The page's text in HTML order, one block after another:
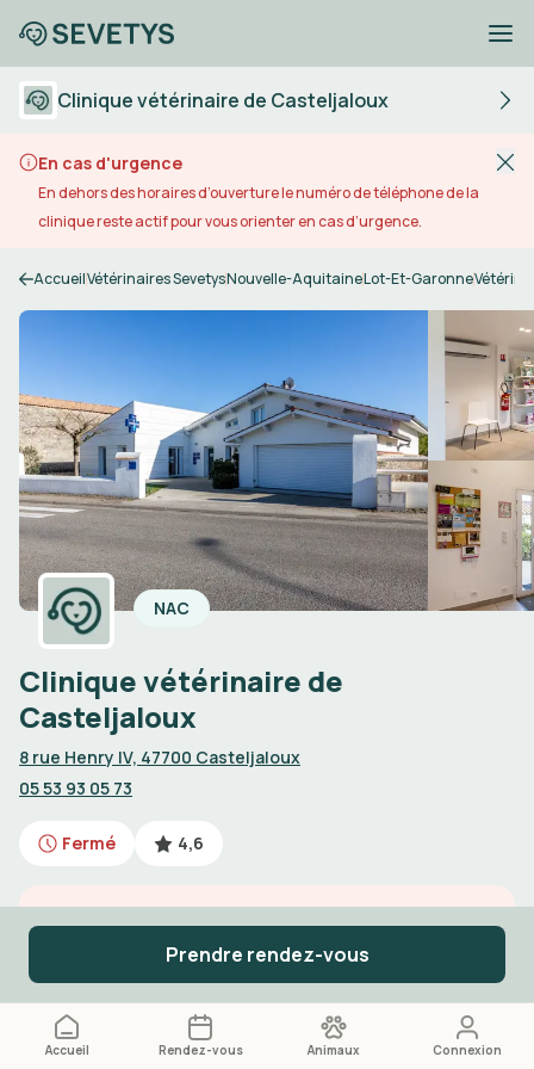
Accueil Rendez-vous Animaux Connexion
Clinique vétérinaire de Casteljaloux
En cas d'urgence
En dehors des horaires d’ouverture le numéro de téléphone de la
clinique reste actif pour vous orienter en cas d’urgence.
AccueilVétérinaires SevetysNouvelle-AquitaineLot-Et-Garonne
NAC
Clinique vétérinaire de
Casteljaloux
8 rue Henry IV, 47700 Casteljaloux
05 53 93 05 73
Fermé 4,6
Urgences vétérinaires de jour
Prendre rendez-vous